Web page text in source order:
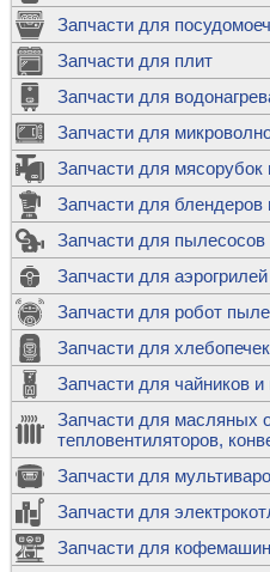
Запчасти для
Запчасти для плит
Запчасти для
Запчасти для
Запчасти для
Запчасти для блендеров
Запчасти для пылесосов
Запчасти для аэрогрилей
Запчасти для робот
Запчасти для хлебопечек
Запчасти для чайников и
Запчасти для масляных
тепловентиляторов,
Запчасти для
Запчасти для
Запчасти для кофемашин